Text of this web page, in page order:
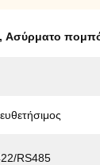
, Ασύρματο πομπό
RS485